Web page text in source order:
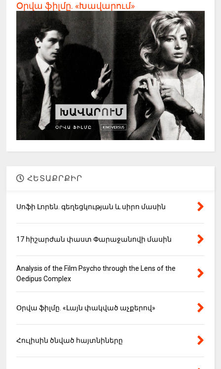
Օրվա ֆիլմը. «Խավարում»
ՀԵՏԱՔՐՔԻՐ
Սոֆի Լորեն. գեղեցկության և սիրո մասին
17 հիշարժան փաստ Փարաջանովի մասին
Analysis of the Film Psycho through the Lens of the
Oedipus Complex
Օրվա ֆիլմը. «Լայն փակված աչքերով»
Հուլիսին ծնված հայտնիները